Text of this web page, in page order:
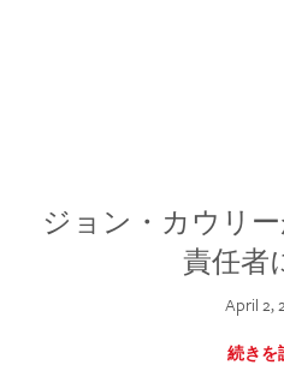
ジョン・カウリ
責任者
April 2,
続きを